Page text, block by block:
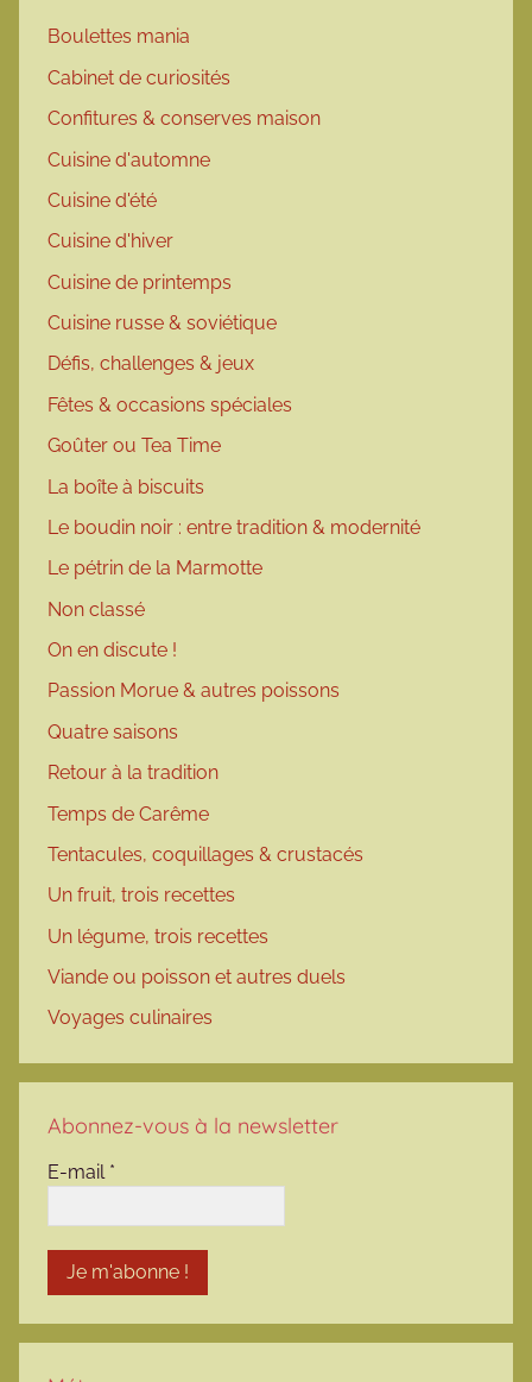
Boulettes mania
Cabinet de curiosités
Confitures & conserves maison
Cuisine d'automne
Cuisine d'été
Cuisine d'hiver
Cuisine de printemps
Cuisine russe & soviétique
Défis, challenges & jeux
Fêtes & occasions spéciales
Goûter ou Tea Time
La boîte à biscuits
Le boudin noir : entre tradition & modernité
Le pétrin de la Marmotte
Non classé
On en discute !
Passion Morue & autres poissons
Quatre saisons
Retour à la tradition
Temps de Carême
Tentacules, coquillages & crustacés
Un fruit, trois recettes
Un légume, trois recettes
Viande ou poisson et autres duels
Voyages culinaires
Abonnez-vous à la newsletter
E-mail *